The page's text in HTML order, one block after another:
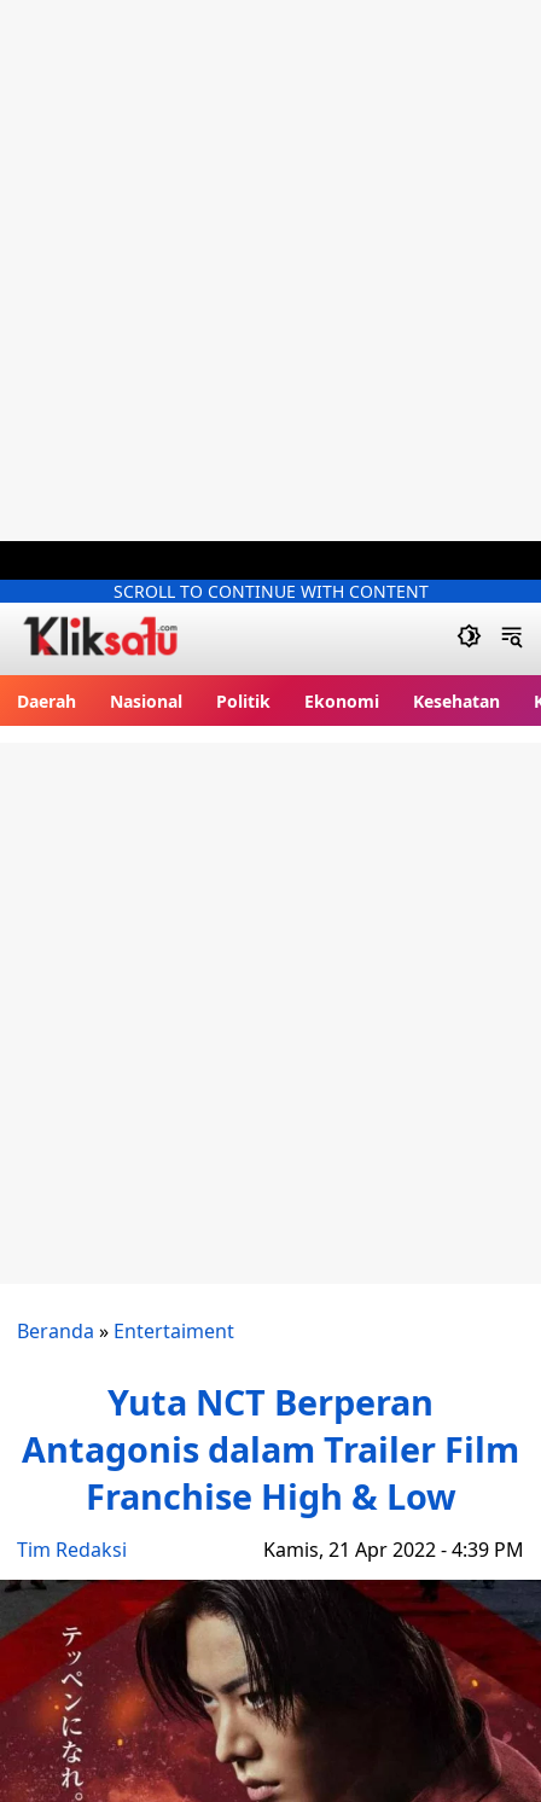
SCROLL TO CONTINUE WITH CONTENT
Daerah Nasional Politik Ekonomi Kesehatan
Beranda » Entertaiment
Yuta NCT Berperan
Antagonis dalam Trailer Film
Franchise High & Low
Tim Redaksi Kamis, 21 Apr 2022 - 4:39 PM